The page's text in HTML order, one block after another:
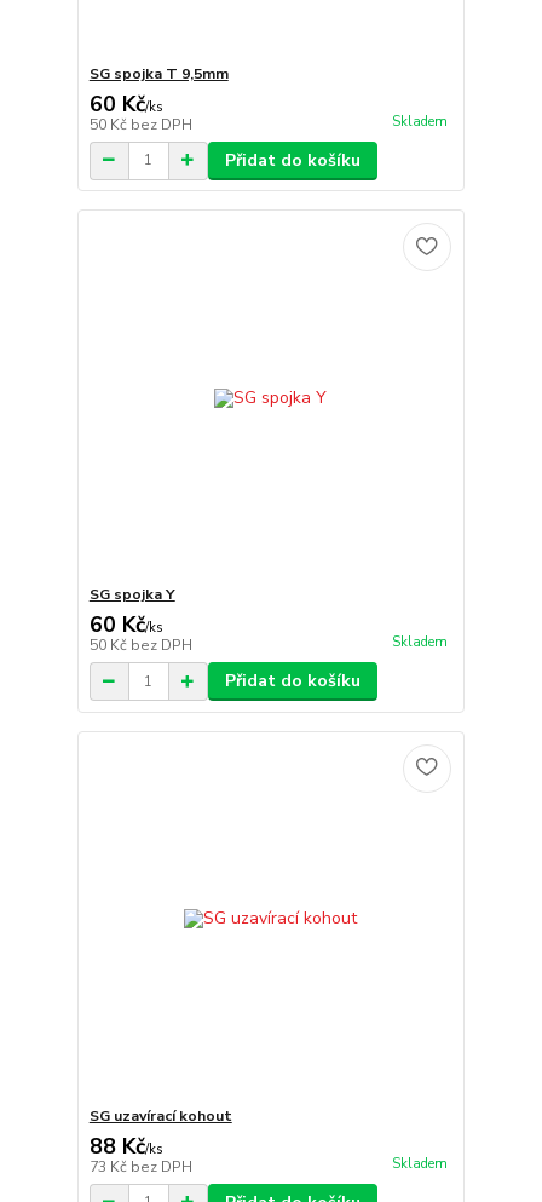
SG spojka T 9,5mm
60 Kč/ks
50 Kč bez DPH Skladem
Přidat do košíku
SG spojka Y
60 Kč/ks
50 Kč bez DPH Skladem
Přidat do košíku
SG uzavírací kohout
88 Kč/ks
73 Kč bez DPH Skladem